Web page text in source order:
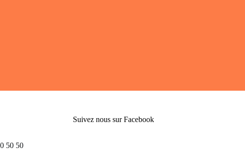
50 50
Suivez nous sur Facebook